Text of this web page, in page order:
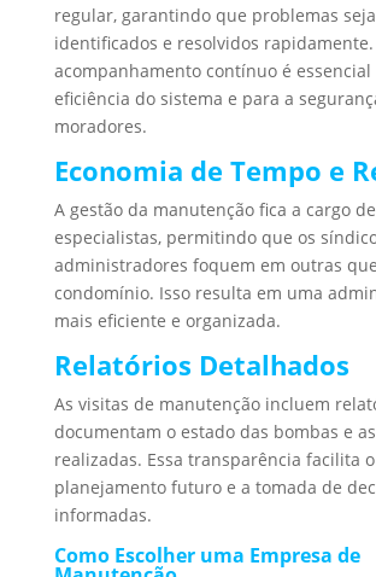
regular, garantindo que problemas
identificados e resolvidos rapidamente.
acompanhamento contínuo é essencial
eficiência do sistema e para a
moradores.
Economia de Tempo e
A gestão da manutenção fica a cargo de
especialistas, permitindo que os
administradores foquem em outras
condomínio. Isso resulta em uma
mais eficiente e organizada.
Relatórios Detalhados
As visitas de manutenção incluem
documentam o estado das bombas e
realizadas. Essa transparência facilita o
planejamento futuro e a tomada de
informadas.
Como Escolher uma Empresa de